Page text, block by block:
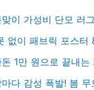
이 가성비 단모 러
없이 패브릭 포스터
1만 원으로 끝내
다 감성 폭발! 봄